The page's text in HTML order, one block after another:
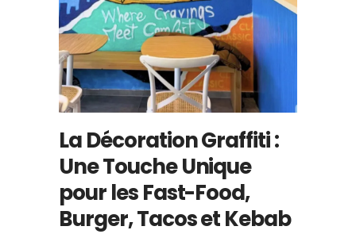
La Décoration Graffiti :
Une Touche Unique
pour les Fast-Food,
Burger, Tacos et Kebab